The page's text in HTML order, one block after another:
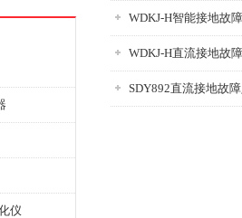
仪
WDKJ-H智能接地故
WDKJ-H直流接地故
SDY892直流接地故